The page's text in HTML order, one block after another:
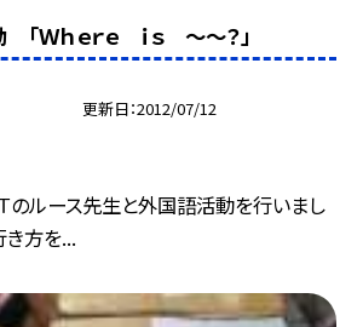
Ｗｈｅｒｅ ｉｓ 〜〜？」
更新日 2012/07/12
Ｔのルース先生と外国語活動を行いまし
き方を...